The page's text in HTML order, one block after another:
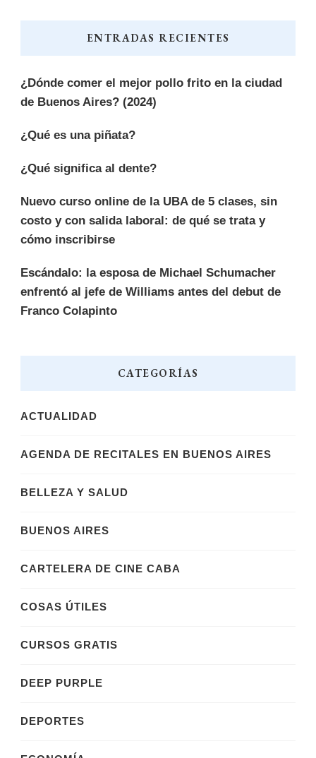
ENTRADAS RECIENTES
¿Dónde comer el mejor pollo frito en la ciudad
de Buenos Aires? (2024)
¿Qué es una piñata?
¿Qué significa al dente?
Nuevo curso online de la UBA de 5 clases, sin
costo y con salida laboral: de qué se trata y
cómo inscribirse
Escándalo: la esposa de Michael Schumacher
enfrentó al jefe de Williams antes del debut de
Franco Colapinto
CATEGORÍAS
ACTUALIDAD
AGENDA DE RECITALES EN BUENOS AIRES
BELLEZA Y SALUD
BUENOS AIRES
CARTELERA DE CINE CABA
COSAS ÚTILES
CURSOS GRATIS
DEEP PURPLE
DEPORTES